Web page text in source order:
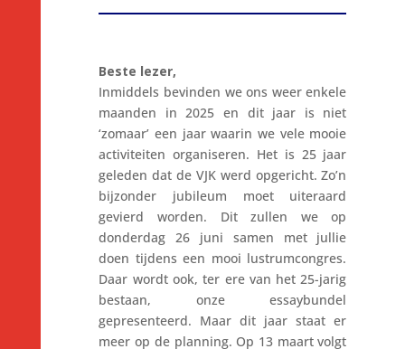
Beste lezer,
Inmiddels bevinden we ons weer enkele
maanden in 2025 en dit jaar is niet
‘zomaar’ een jaar waarin we vele mooie
activiteiten organiseren. Het is 25 jaar
geleden dat de VJK werd opgericht. Zo’n
bijzonder jubileum moet uiteraard
gevierd worden. Dit zullen we op
donderdag 26 juni samen met jullie
doen tijdens een mooi lustrumcongres.
Daar wordt ook, ter ere van het 25-jarig
bestaan, onze essaybundel
gepresenteerd. Maar dit jaar staat er
meer op de planning. Op 13 maart volgt